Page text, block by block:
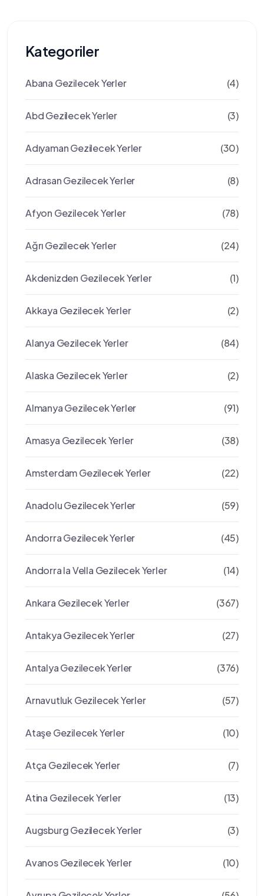
Kategoriler
Abana Gezilecek Yerler (4)
Abd Gezilecek Yerler (3)
Adıyaman Gezilecek Yerler (30)
Adrasan Gezilecek Yerler (8)
Afyon Gezilecek Yerler (78)
Ağrı Gezilecek Yerler (24)
Akdenizden Gezilecek Yerler (1)
Akkaya Gezilecek Yerler (2)
Alanya Gezilecek Yerler (84)
Alaska Gezilecek Yerler (2)
Almanya Gezilecek Yerler (91)
Amasya Gezilecek Yerler (38)
Amsterdam Gezilecek Yerler (22)
Anadolu Gezilecek Yerler (59)
Andorra Gezilecek Yerler (45)
Andorra la Vella Gezilecek Yerler (14)
Ankara Gezilecek Yerler (367)
Antakya Gezilecek Yerler (27)
Antalya Gezilecek Yerler (376)
Arnavutluk Gezilecek Yerler (57)
Ataşe Gezilecek Yerler (10)
Atça Gezilecek Yerler (7)
Atina Gezilecek Yerler (13)
Augsburg Gezilecek Yerler (3)
Avanos Gezilecek Yerler (10)